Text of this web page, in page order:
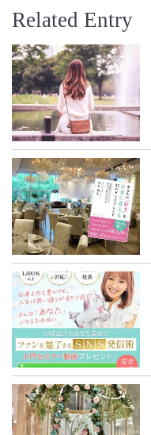
Related Entry